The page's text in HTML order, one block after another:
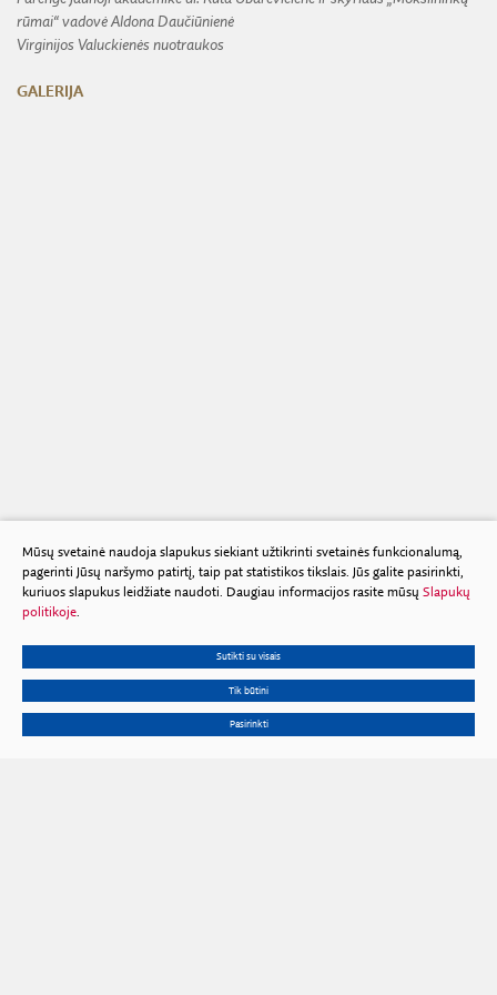
rūmai“ vadovė Aldona Daučiūnienė
Virginijos Valuckienės nuotraukos
GALERIJA
Mūsų svetainė naudoja slapukus siekiant užtikrinti svetainės funkcionalumą,
pagerinti Jūsų naršymo patirtį, taip pat statistikos tikslais. Jūs galite pasirinkti,
kuriuos slapukus leidžiate naudoti. Daugiau informacijos rasite mūsų Slapukų
politikoje.
Sutikti su visais
Tik būtini
Pasirinkti